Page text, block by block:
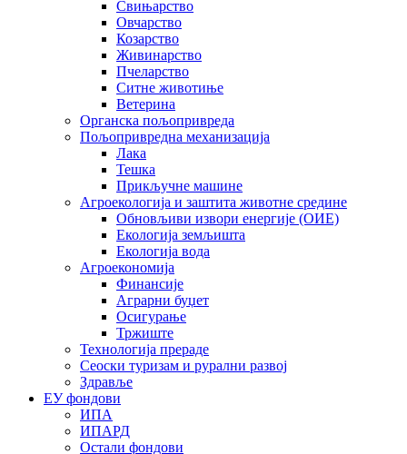
Свињарство
Овчарство
Козарство
Живинарство
Пчеларство
Ситне животиње
Ветерина
Органска пољопривреда
Пољопривредна механизација
Лака
Тешка
Прикључне машине
Агроекологија и заштита животне средине
Обновљиви извори енергије (ОИЕ)
Екологија земљишта
Екологија вода
Агроекономија
Финансије
Аграрни буџет
Осигурање
Тржиште
Технологија прераде
Сеоски туризам и рурални развој
Здравље
ЕУ фондови
ИПА
ИПАРД
Остали фондови